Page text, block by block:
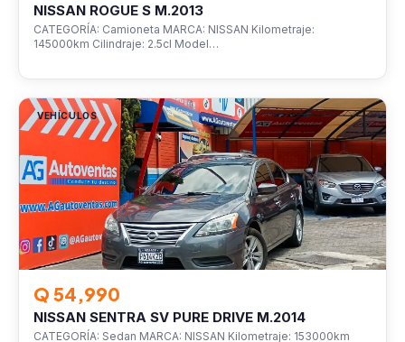
NISSAN ROGUE S M.2013
CATEGORÍA: Camioneta MARCA: NISSAN Kilometraje:
145000km Cilindraje: 2.5cl Model…
VEHÍCULOS
Q 54,990
NISSAN SENTRA SV PURE DRIVE M.2014
CATEGORÍA: Sedan MARCA: NISSAN Kilometraje: 153000km